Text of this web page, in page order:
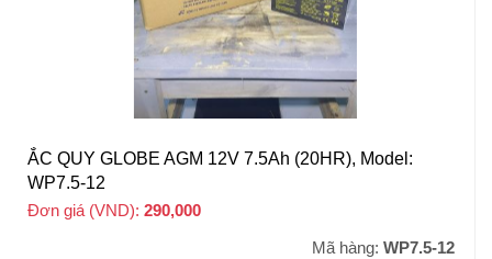
ẮC QUY GLOBE AGM 12V 7.5Ah (20HR), Model:
WP7.5-12
Đơn giá (VND): 290,000
Mã hàng: WP7.5-12